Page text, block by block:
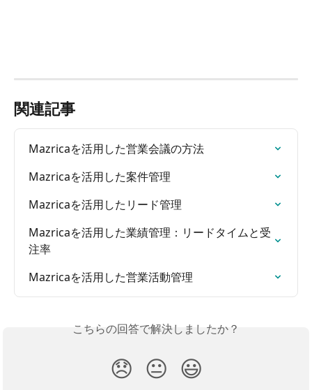
関連記事
Mazricaを活用した営業会議の方法
Mazricaを活用した案件管理
Mazricaを活用したリード管理
Mazricaを活用した業績管理：リードタイムと受
注率
Mazricaを活用した営業活動管理
こちらの回答で解決しましたか？
😞 😐 😃